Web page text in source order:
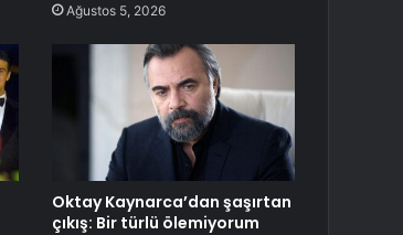
Ağustos 5, 2026
Oktay Kaynarca’dan şaşırtan
çıkış: Bir türlü ölemiyorum